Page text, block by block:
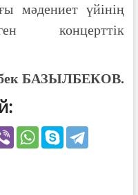
мәдениет үйінің
концерттік
БАЗЫЛБЕКОВ.